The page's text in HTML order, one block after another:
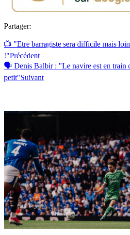
Partager:
📺 "Etre barragiste sera difficile mais
!"Précédent
🗣 Denis Balbir : "Le navire est en train
petit"Suivant